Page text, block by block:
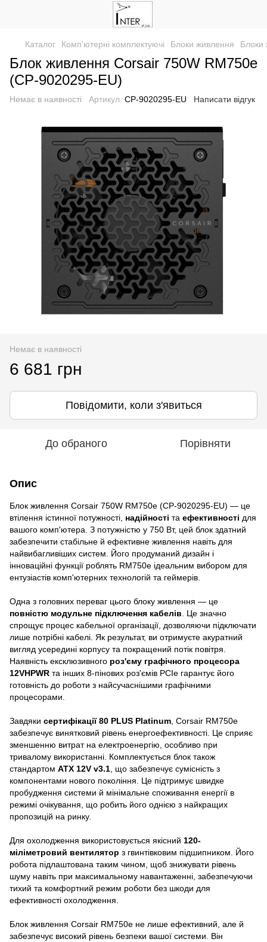
Каталог Комп'ютерні комплектуючі Блоки живлення Блоки
Блок живлення Corsair 750W RM750e
(CP-9020295-EU)
Немає в наявності Артикул: CP-9020295-EU Написати відгук
Немає в наявності
6 681 грн
Повідомити, коли з'явиться
До обраного Порівняти
Опис
Блок живлення Corsair 750W RM750e (CP-9020295-EU) — це
втілення істинної потужності, надійності та ефективності для
вашого комп'ютера. З потужністю у 750 Вт, цей блок здатний
забезпечити стабільне й ефективне живлення навіть для
найвибагливіших систем. Його продуманий дизайн і
інноваційні функції роблять RM750e ідеальним вибором для
ентузіастів комп'ютерних технологій та геймерів.
Одна з головних переваг цього блоку живлення — це
повністю модульне підключення кабелів . Це значно
спрощує процес кабельної організації, дозволяючи підключати
лише потрібні кабелі. Як результат, ви отримуєте акуратний
вигляд усередині корпусу та покращений потік повітря.
Наявність ексклюзивного роз'єму графічного процесора
12VHPWR та інших 8-пінових роз'ємів PCIe гарантує його
готовність до роботи з найсучаснішими графічними
процесорами.
Завдяки сертифікації 80 PLUS Platinum , Corsair RM750e
забезпечує винятковий рівень енергоефективності. Це сприяє
зменшенню витрат на електроенергію, особливо при
тривалому використанні. Комплектується блок також
стандартом ATX 12V v3.1 , що забезпечує сумісність з
компонентами нового покоління. Це підтримує швидке
пробудження системи й мінімальне споживання енергії в
режимі очікування, що робить його однією з найкращих
пропозицій на ринку.
Для охолодження використовується якісний 120-
міліметровий вентилятор з гвинтівковим підшипником. Його
робота підлаштована таким чином, щоб знижувати рівень
шуму навіть при максимальному навантаженні, забезпечуючи
тихий та комфортний режим роботи без шкоди для
ефективності охолодження.
Блок живлення Corsair RM750e не лише ефективний, але й
забезпечує високий рівень безпеки вашої системи. Він